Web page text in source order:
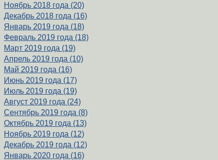
Ноябрь 2018 года (20)
Декабрь 2018 года (16)
Январь 2019 года (18)
Февраль 2019 года (18)
Март 2019 года (19)
Апрель 2019 года (10)
Май 2019 года (16)
Июнь 2019 года (17)
Июль 2019 года (19)
Август 2019 года (24)
Сентябрь 2019 года (8)
Октябрь 2019 года (13)
Ноябрь 2019 года (12)
Декабрь 2019 года (12)
Январь 2020 года (16)